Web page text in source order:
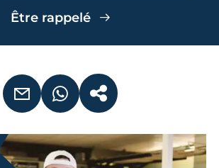
Être rappelé
EMAIL WHATSAPPCOPIER LE LIEN